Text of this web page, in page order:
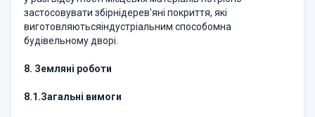
застосовувати збірнідерев'яні покриття, які
виготовляютьсяіндустріальним способомна
будівельному дворі.
8. Земляні роботи
8.1.Загальні вимоги